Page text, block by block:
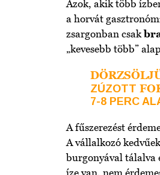
Azok, akik több
a horvát
zsargonban csak
„kevesebb több”
ZÚZOTT
7-8 PERC
A fűszerezést
A vállalkozó
burgonyával tálalva
íze van, nem